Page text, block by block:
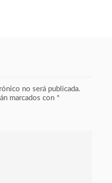
no será publicada.
marcados con *